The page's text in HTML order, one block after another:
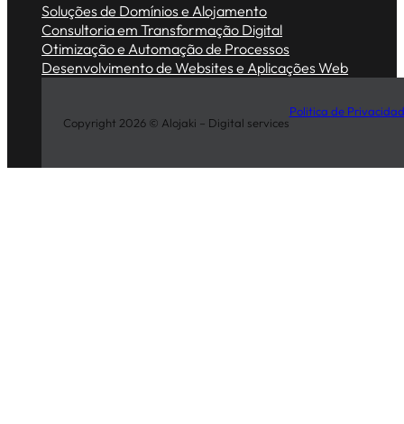
Soluções de Domínios e Alojamento
Consultoria em Transformação Digital
Otimização e Automação de Processos
Desenvolvimento de Websites e Aplicações Web
Copyright 2026 © Alojaki – Digital services
Politica de